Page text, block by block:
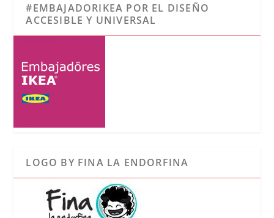
#EMBAJADORIKEA POR EL DISEÑO
ACCESIBLE Y UNIVERSAL
LOGO BY FINA LA ENDORFINA